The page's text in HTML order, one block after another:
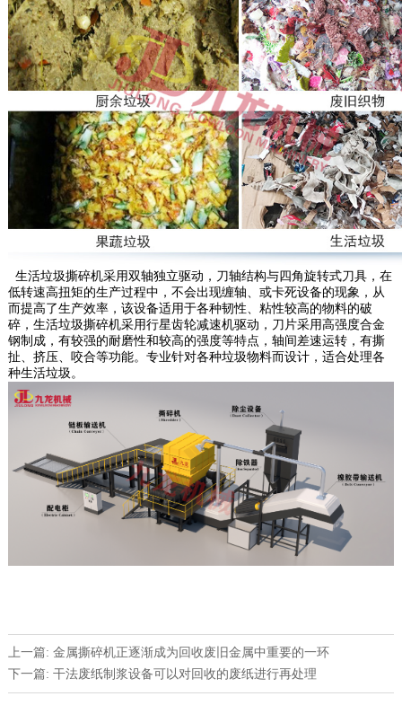
生活垃圾撕碎机采用双轴独立驱动，刀轴结构与四角旋转式刀具，在
低转速高扭矩的生产过程中，不会出现缠轴、或卡死设备的现象，从
而提高了生产效率，该设备适用于各种韧性、粘性较高的物料的破
碎，生活垃圾撕碎机采用行星齿轮减速机驱动，刀片采用高强度合金
钢制成，有较强的耐磨性和较高的强度等特点，轴间差速运转，有撕
扯、挤压、咬合等功能。专业针对各种垃圾物料而设计，适合处理各
种生活垃圾。
上一篇: 金属撕碎机正逐渐成为回收废旧金属中重要的一环
下一篇: 干法废纸制浆设备可以对回收的废纸进行再处理